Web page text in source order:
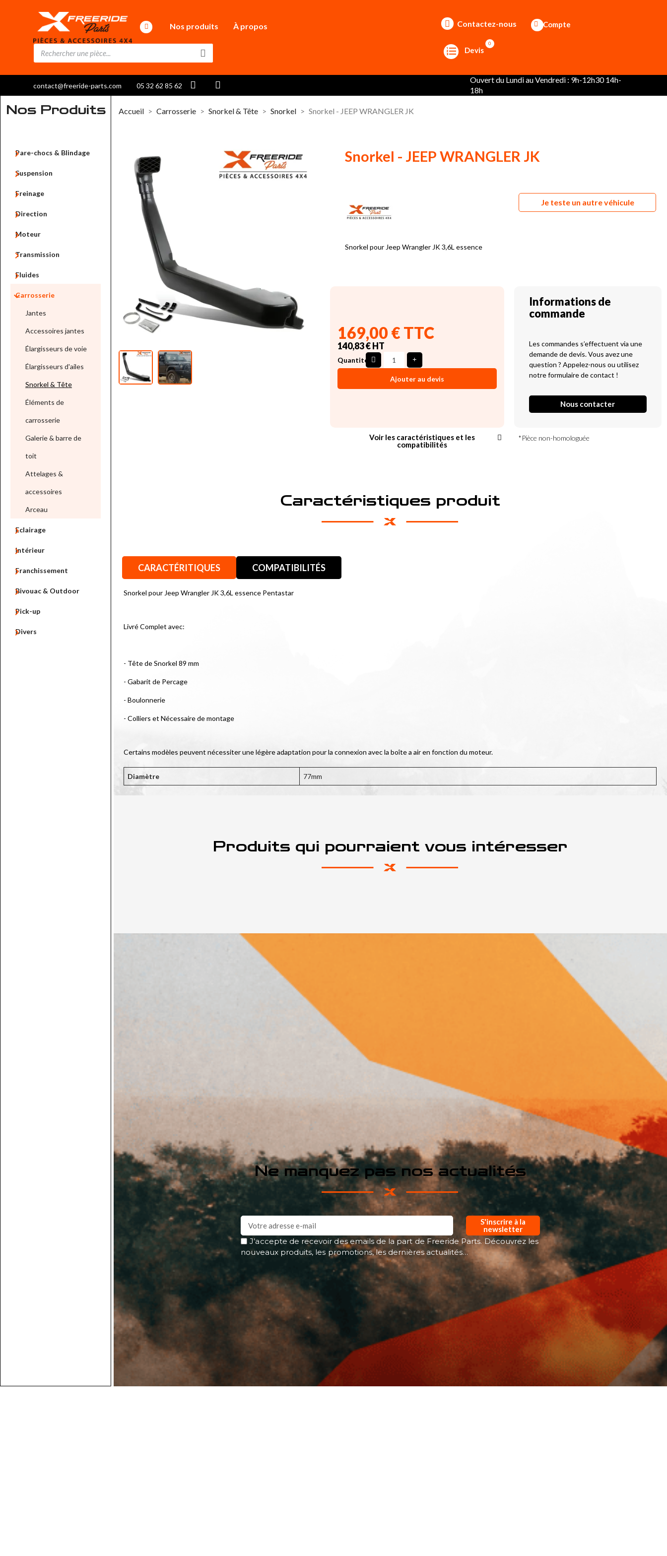
Nos produits À propos Contactez-nous Compte
Devis
0
contact@freeride-parts.com 05 32 62 85 62
Ouvert du Lundi au Vendredi : 9h-12h30 14h-
18h
Accueil Carrosserie Snorkel & Tête Snorkel Snorkel - JEEP WRANGLER JK
Nos Produits
Pare-chocs & Blindage

Suspension

Freinage

Direction

Moteur

Transmission

Fluides

Carrosserie

Jantes
Accessoires jantes
Élargisseurs de voie
Élargisseurs d'ailes
Snorkel & Tête
Éléments de
carrosserie
Galerie & barre de
toit
Attelages &
accessoires
Arceau
Eclairage

Intérieur

Franchissement

Bivouac & Outdoor

Pick-up

Divers

Snorkel - JEEP WRANGLER JK
Snorkel pour Jeep Wrangler JK 3,6L essence
Je teste un autre véhicule
169,00 € TTC
140,83 € HT
Quantité
Ajouter au devis
Informations de
commande
Les commandes s’effectuent via une
demande de devis. Vous avez une
question ? Appelez-nous ou utilisez
notre formulaire de contact !
Nous contacter
Voir les caractéristiques et les
compatibilités
*Pièce non-homologuée
Caractéristiques produit
CARACTÉRITIQUES COMPATIBILITÉS
Snorkel pour Jeep Wrangler JK 3,6L essence Pentastar
Livré Complet avec:
- Tête de Snorkel 89 mm
- Gabarit de Percage
- Boulonnerie
- Colliers et Nécessaire de montage
Certains modèles peuvent nécessiter une légère adaptation pour la connexion avec la boîte a air en fonction du moteur.
Diamètre 77mm
Produits qui pourraient vous intéresser
Ne manquez pas nos actualités
S'inscrire à la
newsletter
J’accepte de recevoir des emails de la part de Freeride Parts. Découvrez les
nouveaux produits, les promotions, les dernières actualités…